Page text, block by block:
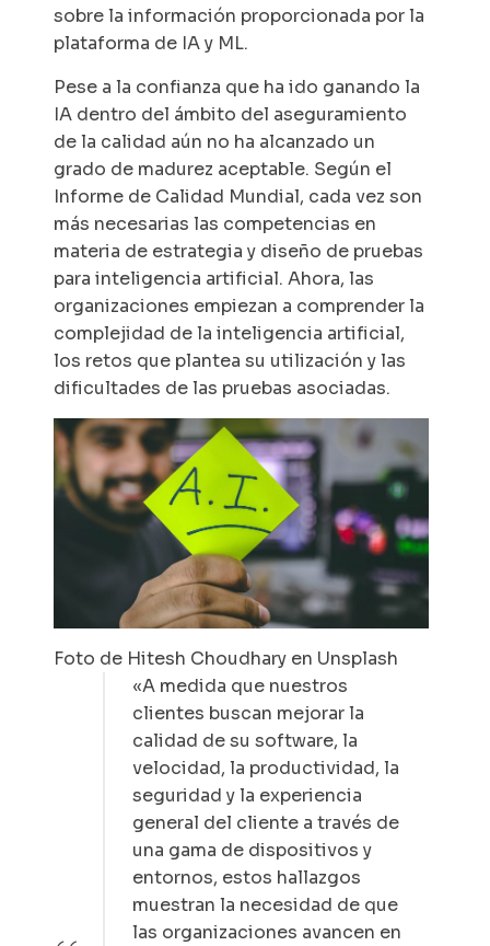
sobre la información proporcionada por la
plataforma de IA y ML.
Pese a la confianza que ha ido ganando la
IA dentro del ámbito del aseguramiento
de la calidad aún no ha alcanzado un
grado de madurez aceptable. Según el
Informe de Calidad Mundial, cada vez son
más necesarias las competencias en
materia de estrategia y diseño de pruebas
para inteligencia artificial. Ahora, las
organizaciones empiezan a comprender la
complejidad de la inteligencia artificial,
los retos que plantea su utilización y las
dificultades de las pruebas asociadas.
Foto de Hitesh Choudhary en Unsplash
«A medida que nuestros
clientes buscan mejorar la
calidad de su software, la
velocidad, la productividad, la
seguridad y la experiencia
general del cliente a través de
una gama de dispositivos y
entornos, estos hallazgos
muestran la necesidad de que
las organizaciones avancen en